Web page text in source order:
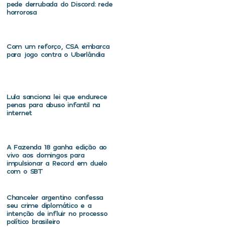
pede derrubada do Discord: rede
horrorosa
Com um reforço, CSA embarca
para jogo contra o Uberlândia
Lula sanciona lei que endurece
penas para abuso infantil na
internet
A Fazenda 18 ganha edição ao
vivo aos domingos para
impulsionar a Record em duelo
com o SBT
Chanceler argentino confessa
seu crime diplomático e a
intenção de influir no processo
político brasileiro